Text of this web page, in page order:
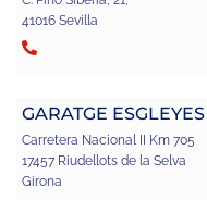
41016 Sevilla
GARATGE ESGLEYES
Carretera Nacional II Km 705
17457 Riudellots de la Selva
Girona